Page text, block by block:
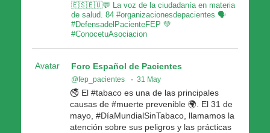
🇪🇸🇪🇺💬 La voz de la ciudadanía en materia
de salud. 84 #organizacionesdepacientes 🗣
#DefensadelPacienteFEP 💚
#ConocetuAsociacion
Avatar Foro Español de Pacientes
@fep_pacientes · 31 May
🚭 El #tabaco es una de las principales
causas de #muerte prevenible 🌍. El 31 de
mayo, #DíaMundialSinTabaco, llamamos la
atención sobre sus peligros y las prácticas